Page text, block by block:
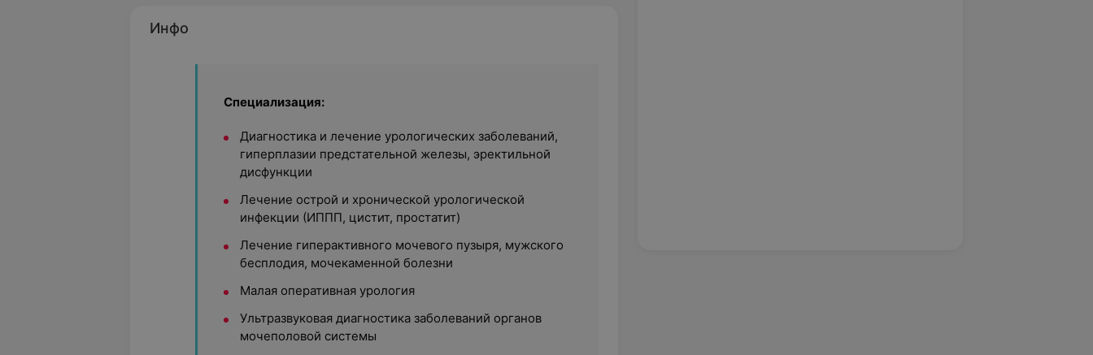
Инфо
Специализация:
Диагностика и лечение урологических заболеваний,
гиперплазии предстательной железы, эректильной
дисфункции
Лечение острой и хронической урологической
инфекции (ИППП, цистит, простатит)
Лечение гиперактивного мочевого пузыря, мужского
бесплодия, мочекаменной болезни
Малая оперативная урология
Ультразвуковая диагностика заболеваний органов
мочеполовой системы